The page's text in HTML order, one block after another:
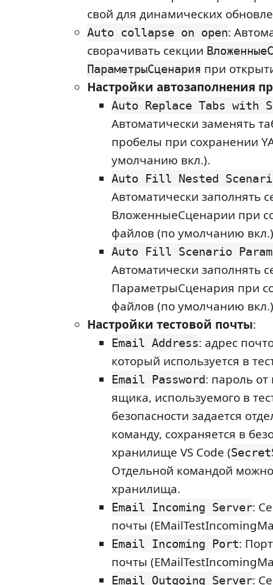
свой для динамических
Auto collapse on open:
сворачивать секции
ПараметрыСценария при
Настройки автозаполнения
Auto Replace Tabs with
Автоматически заменять
пробелы при сохранении
умолчанию вкл.).
Auto Fill Nested
Автоматически заполнять
ВложенныеСценарии при
файлов (по умолчанию
Auto Fill Scenario
Автоматически заполнять
ПараметрыСценария при
файлов (по умолчанию
Настройки тестовой почты:
Email Address: адрес
который используется в
Email Password: пароль от
ящика, используемого в
безопасности задается
команду, сохраняется в
хранилище VS Code (
Отдельной командой
хранилища.
Email Incoming Server:
почты
Email Incoming Port:
почты
Email Outgoing Server: